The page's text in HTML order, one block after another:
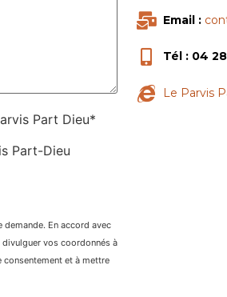
Part Dieu*
Part-Dieu
En accord avec
divulguer vos coordonnés à
et à mettre
Email :
Tél : 04
Le Parvis